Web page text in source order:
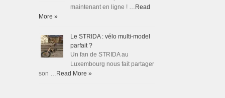
maintenant en ligne ! … Read
More »
Le STRIDA : vélo multi-model
parfait ?
Un fan de STRIDA au
Luxembourg nous fait partager
son … Read More »